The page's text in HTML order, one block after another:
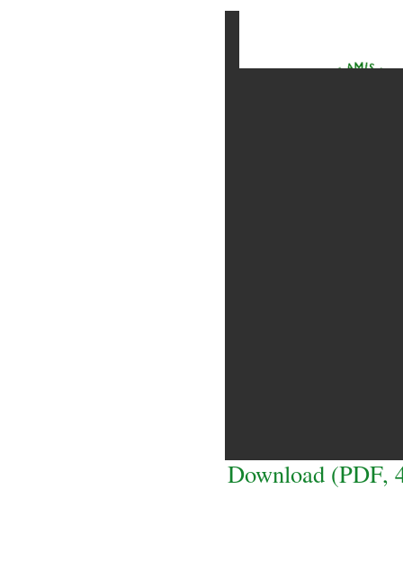
Download (PDF,